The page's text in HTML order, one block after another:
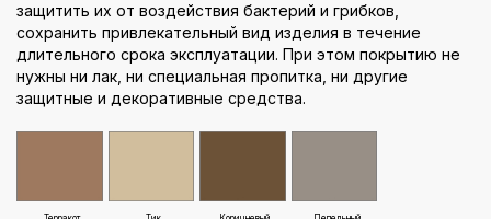
защитить их от воздействия бактерий и грибков,
сохранить привлекательный вид изделия в течение
длительного срока эксплуатации. При этом покрытию не
нужны ни лак, ни специальная пропитка, ни другие
защитные и декоративные средства.